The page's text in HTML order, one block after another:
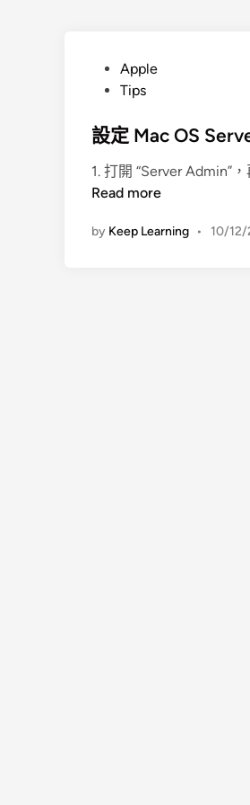
t
d
i
Apple
Tips
設定 Mac OS
1. 打開 “Server Admin”
Read more
by Keep Learning • 10/